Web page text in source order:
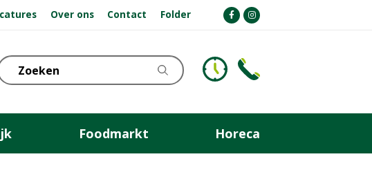
Over ons Contact Folder
Foodmarkt Horeca